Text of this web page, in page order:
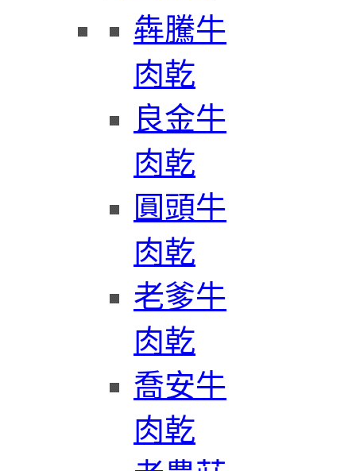
犇騰牛
肉乾
良金牛
肉乾
圓頭牛
肉乾
老爹牛
肉乾
喬安牛
肉乾